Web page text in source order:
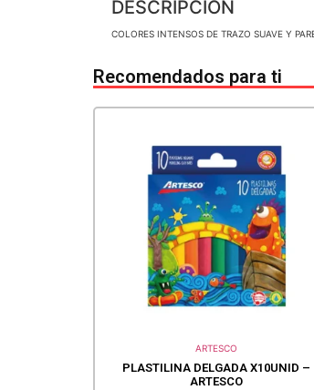
DESCRIPCIÓN
COLORES INTENSOS DE TRAZO SUAVE Y
Recomendados para ti
ARTESCO
PLASTILINA DELGADA X10UNID –
ARTESCO